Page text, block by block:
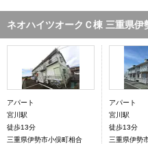
ネオハイツオークＣ棟 三重県
アパート
宮川駅
徒歩13分
三重県伊勢市小俣町相合
アパート
宮川駅
徒歩13分
三重県伊勢